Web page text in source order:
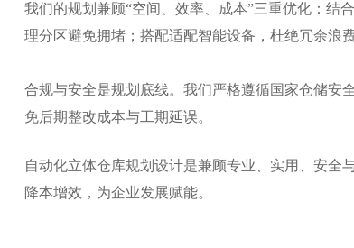
我们的规划兼顾“空间、效率、成本”三重优化：结
理分区避免拥堵；搭配适配智能设备，杜绝冗余浪
合规与安全是规划底线。我们严格遵循国家仓储安
免后期整改成本与工期延误。
自动化立体仓库规划设计是兼顾专业、实用、安全
降本增效，为企业发展赋能。